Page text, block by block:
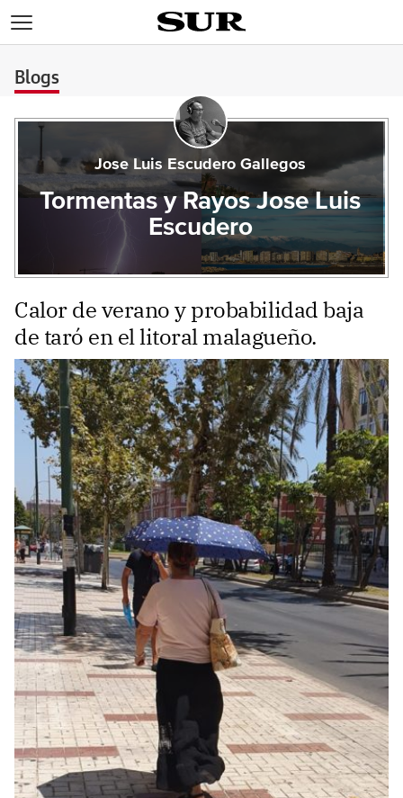
Blogs
Jose Luis Escudero Gallegos
Tormentas y Rayos Jose Luis
Escudero
Calor de verano y probabilidad baja
de taró en el litoral malagueño.